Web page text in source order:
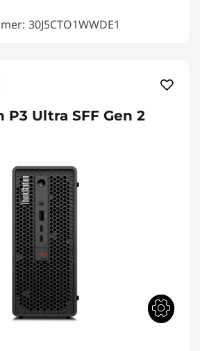
30J5CTO1WWDE1
Ultra SFF Gen 2